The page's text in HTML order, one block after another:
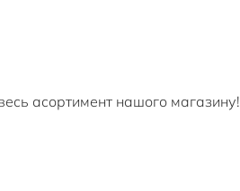
асортимент нашого магазину!